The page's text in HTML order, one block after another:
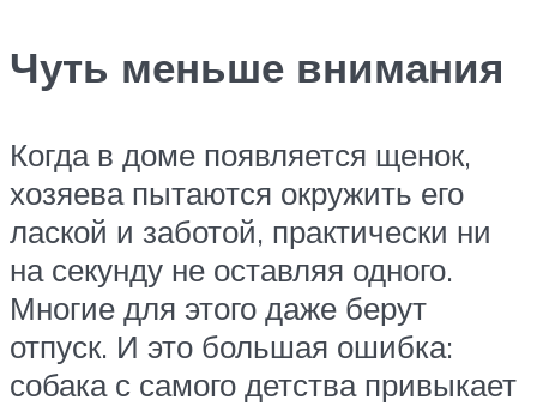
Чуть меньше внимания
Когда в доме появляется щенок,
хозяева пытаются окружить его
лаской и заботой, практически ни
на секунду не оставляя одного.
Многие для этого даже берут
отпуск. И это большая ошибка:
собака с самого детства привыкает